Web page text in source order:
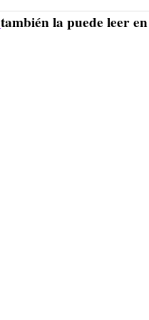
también la puede leer en